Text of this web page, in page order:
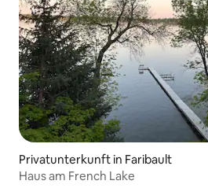
Privatunterkunft in Faribault
Haus am French Lake